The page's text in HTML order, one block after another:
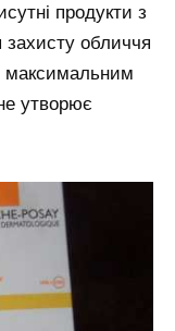
продукти з
захисту обличчя
максимальним
утворює